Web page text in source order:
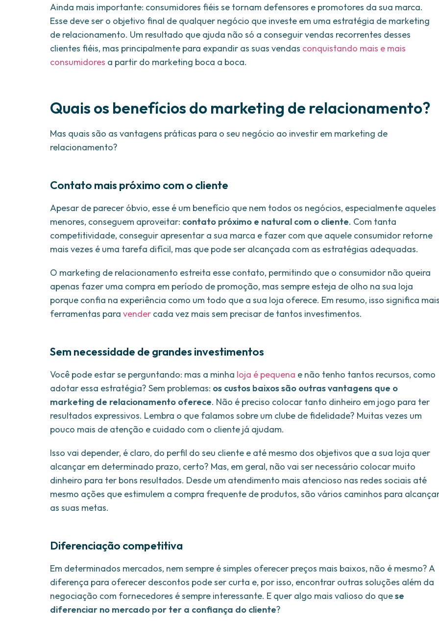
Ainda mais importante: consumidores fiéis se tornam defensores e promotores da sua marca.
Esse deve ser o objetivo final de qualquer negócio que investe em uma estratégia de marketing
de relacionamento. Um resultado que ajuda não só a conseguir vendas recorrentes desses
clientes fiéis, mas principalmente para expandir as suas vendas conquistando mais e mais
consumidores a partir do marketing boca a boca.
Quais os benefícios do marketing de relacionamento?
Mas quais são as vantagens práticas para o seu negócio ao investir em marketing de
relacionamento?
Contato mais próximo com o cliente
Apesar de parecer óbvio, esse é um benefício que nem todos os negócios, especialmente aqueles
menores, conseguem aproveitar: contato próximo e natural com o cliente. Com tanta
competitividade, conseguir apresentar a sua marca e fazer com que aquele consumidor retorne
mais vezes é uma tarefa difícil, mas que pode ser alcançada com as estratégias adequadas.
O marketing de relacionamento estreita esse contato, permitindo que o consumidor não queira
apenas fazer uma compra em período de promoção, mas sempre esteja de olho na sua loja
porque confia na experiência como um todo que a sua loja oferece. Em resumo, isso significa
ferramentas para vender cada vez mais sem precisar de tantos investimentos.
Sem necessidade de grandes investimentos
Você pode estar se perguntando: mas a minha loja é pequena e não tenho tantos recursos, como
adotar essa estratégia? Sem problemas: os custos baixos são outras vantagens que o
marketing de relacionamento oferece. Não é preciso colocar tanto dinheiro em jogo para ter
resultados expressivos. Lembra o que falamos sobre um clube de fidelidade? Muitas vezes um
pouco mais de atenção e cuidado com o cliente já ajudam.
Isso vai depender, é claro, do perfil do seu cliente e até mesmo dos objetivos que a sua loja quer
alcançar em determinado prazo, certo? Mas, em geral, não vai ser necessário colocar muito
dinheiro para ter bons resultados. Desde um atendimento mais atencioso nas redes sociais até
mesmo ações que estimulem a compra frequente de produtos, são vários caminhos para
as suas metas.
Diferenciação competitiva
Em determinados mercados, nem sempre é simples oferecer preços mais baixos, não é mesmo? A
diferença para oferecer descontos pode ser curta e, por isso, encontrar outras soluções além da
negociação com fornecedores é sempre interessante. E quer algo mais valioso do quese
diferenciar no mercado por ter a confiança do cliente?